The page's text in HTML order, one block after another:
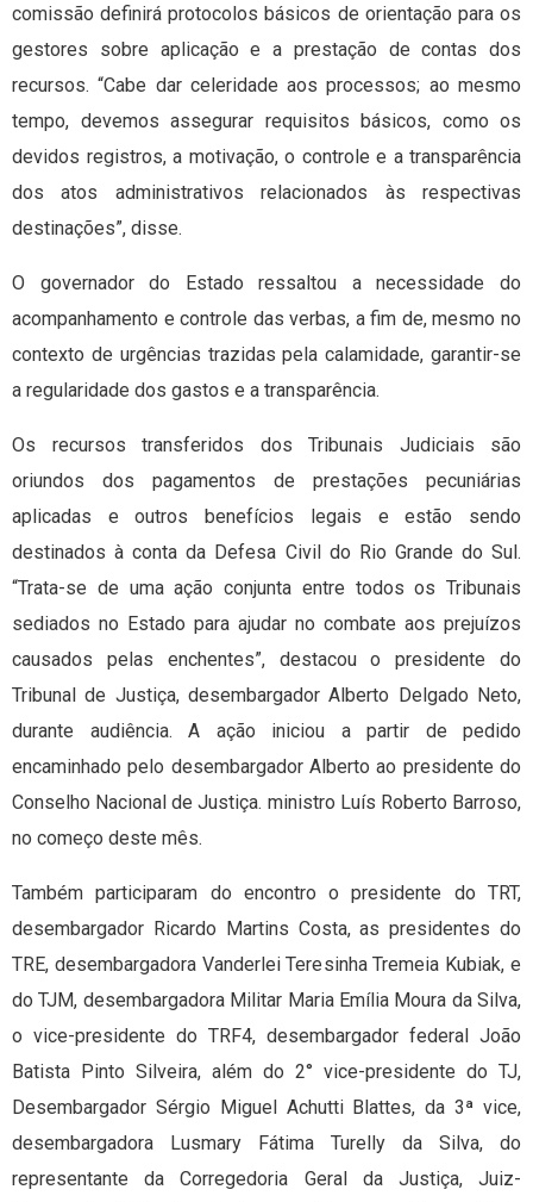
comissão definirá protocolos básicos de orientação para os
gestores sobre aplicação e a prestação de contas dos
recursos. “Cabe dar celeridade aos processos; ao mesmo
tempo, devemos assegurar requisitos básicos, como os
devidos registros, a motivação, o controle e a transparência
dos atos administrativos relacionados às respectivas
destinações”, disse.
O governador do Estado ressaltou a necessidade do
acompanhamento e controle das verbas, a fim de, mesmo no
contexto de urgências trazidas pela calamidade, garantir-se
a regularidade dos gastos e a transparência.
Os recursos transferidos dos Tribunais Judiciais são
oriundos dos pagamentos de prestações pecuniárias
aplicadas e outros benefícios legais e estão sendo
destinados à conta da Defesa Civil do Rio Grande do Sul.
“Trata-se de uma ação conjunta entre todos os Tribunais
sediados no Estado para ajudar no combate aos prejuízos
causados pelas enchentes”, destacou o presidente do
Tribunal de Justiça, desembargador Alberto Delgado Neto,
durante audiência. A ação iniciou a partir de pedido
encaminhado pelo desembargador Alberto ao presidente do
Conselho Nacional de Justiça. ministro Luís Roberto Barroso,
no começo deste mês.
Também participaram do encontro o presidente do TRT,
desembargador Ricardo Martins Costa, as presidentes do
TRE, desembargadora Vanderlei Teresinha Tremeia Kubiak, e
do TJM, desembargadora Militar Maria Emília Moura da Silva,
o vice-presidente do TRF4, desembargador federal João
Batista Pinto Silveira, além do 2° vice-presidente do TJ,
Desembargador Sérgio Miguel Achutti Blattes, da 3ª vice,
desembargadora Lusmary Fátima Turelly da Silva, do
representante da Corregedoria Geral da Justiça, Juiz-